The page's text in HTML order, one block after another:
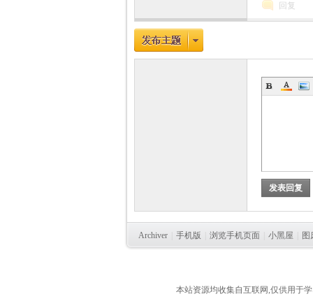
回复
发表回复
Archiver 手机版 浏览手机页面 小黑屋 图
本站资源均收集自互联网,仅供用于